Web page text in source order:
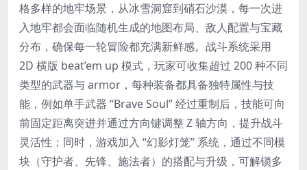
格多样的地牢场景，从冰雪洞窟到硝石沙漠，每一次进
入地牢都会面临随机生成的地图布局、敌人配置与宝藏
分布，确保每一轮冒险都充满新鲜感。战斗系统采用
2D 横版 beat’em up 模式，玩家可收集超过 200 种不同
类型的武器与 armor，每种装备都具备独特属性与技
能，例如单手武器 “Brave Soul” 经过重制后，技能可向
前固定距离突进并通过方向键调整 Z 轴方向，提升战斗
灵活性；同时，游戏加入 “幻影灯笼” 系统，通过不同模
块（守护者、先锋、施法者）的搭配与升级，可解锁多